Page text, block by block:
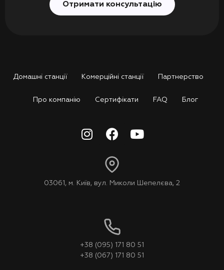
Отримати консультацію
Домашні станції Комерційні станції Партнерство
Про компанію Сертифікати FAQ Блог
03061, м. Київ, вул. Миколи Шепелєва, 2
+38 (095) 171 80 51
+38 (067) 171 80 51